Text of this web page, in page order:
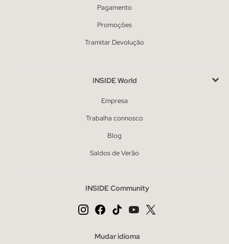
Pagamento
Promoções
Tramitar Devolução
INSIDE World
Empresa
Trabalha connosco
Blog
Saldos de Verão
INSIDE Community
Mudar idioma